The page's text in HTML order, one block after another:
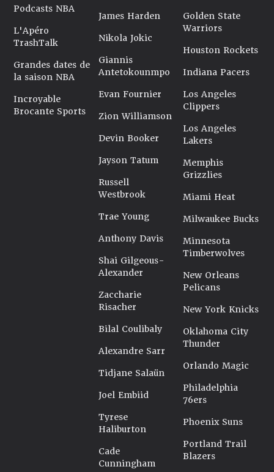
Podcasts NBA
L'Apéro
TrashTalk
Grandes dates de
la saison NBA
Incroyable
Brocante Sports
James Harden
Nikola Jokic
Giannis
Antetokounmpo
Evan Fournier
Zion Williamson
Devin Booker
Jayson Tatum
Russell
Westbrook
Trae Young
Anthony Davis
Shai Gilgeous-
Alexander
Zaccharie
Risacher
Bilal Coulibaly
Alexandre Sarr
Tidjane Salaün
Joel Embiid
Tyrese
Haliburton
Cade
Cunningham
Golden State
Warriors
Houston Rockets
Indiana Pacers
Los Angeles
Clippers
Los Angeles
Lakers
Memphis
Grizzlies
Miami Heat
Milwaukee Bucks
Minnesota
Timberwolves
New Orleans
Pelicans
New York Knicks
Oklahoma City
Thunder
Orlando Magic
Philadelphia
76ers
Phoenix Suns
Portland Trail
Blazers